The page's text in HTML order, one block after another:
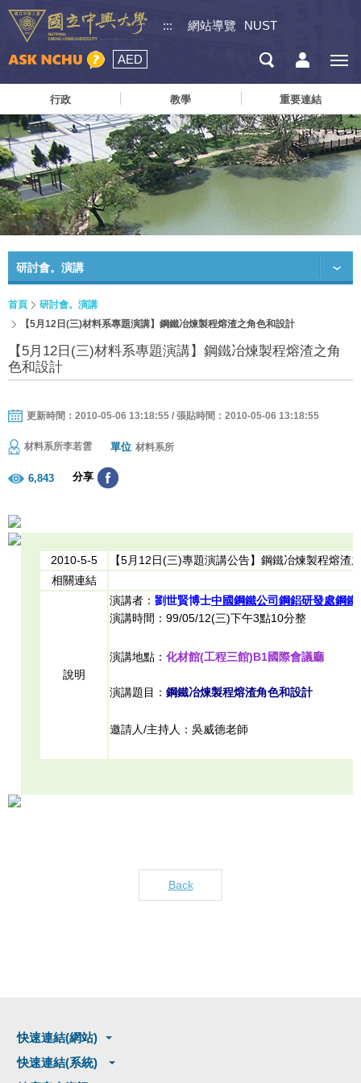
::: 網站導覽 NUST
AED
行政 教學 重要連結
研討會。演講
首頁
研討會。演講
【5月12日(三)材料系專題演講】鋼鐵冶煉製程熔渣之角色和設計
【5月12日(三)材料系專題演講】鋼鐵冶煉製程熔渣之角
色和設計
更新時間：2010-05-06 13:18:55 / 張貼時間：2010-05-06 13:18:55
材料系所李若雲 單位 材料系所
6,843 分享
2010-5-5
【5月12日(三)專題演講公告】鋼鐵冶煉製程熔渣
相關連結
說明
演講者： 劉世賢博士中國鋼鐵公司鋼鋁研發處鋼鐵
演講時間：99/05/12(三)下午3點10分整
演講地點： 化材館(工程三館)B1國際會議廳
演講題目： 鋼鐵冶煉製程熔渣角色和設計
邀請人/主持人：吳威德老師
Back
快速連結(網站)
快速連結(系統)